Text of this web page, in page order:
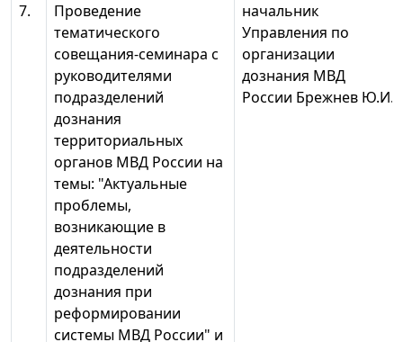
7.
Проведение
тематического
совещания-семинара с
руководителями
подразделений
дознания
территориальных
органов МВД России на
темы: "Актуальные
проблемы,
возникающие в
деятельности
подразделений
дознания при
реформировании
системы МВД России" и
начальник
Управления по
организации
дознания МВД
России Брежнев Ю.И.